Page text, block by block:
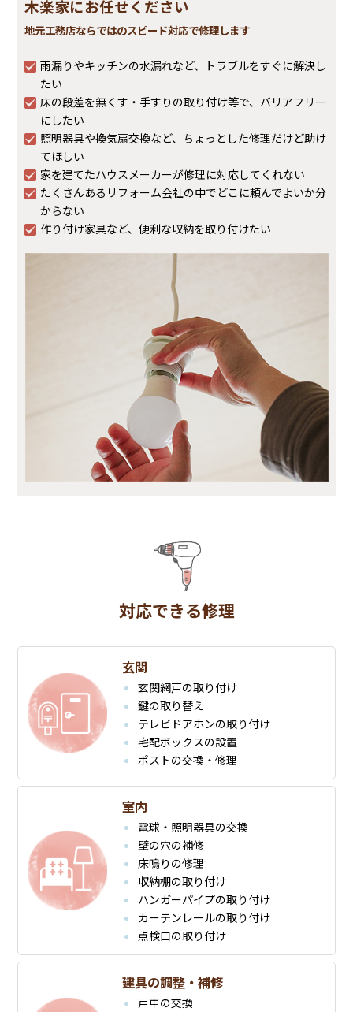
木楽家にお任せください
地元工務店ならではのスピード対応で修理します
雨漏りやキッチンの水漏れなど、トラブルをすぐに解決し
たい
床の段差を無くす・手すりの取り付け等で、バリアフリー
にしたい
照明器具や換気扇交換など、ちょっとした修理だけど助け
てほしい
家を建てたハウスメーカーが修理に対応してくれない
たくさんあるリフォーム会社の中でどこに頼んでよいか分
からない
作り付け家具など、便利な収納を取り付けたい
対応できる修理
玄関
玄関網戸の取り付け
鍵の取り替え
テレビドアホンの取り付け
宅配ボックスの設置
ポストの交換・修理
室内
電球・照明器具の交換
壁の穴の補修
床鳴りの修理
収納棚の取り付け
ハンガーパイプの取り付け
カーテンレールの取り付け
点検口の取り付け
建具の調整・補修
戸車の交換